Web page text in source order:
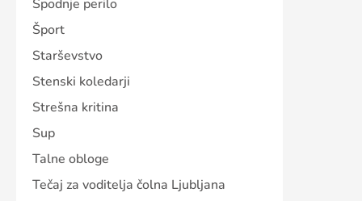
Spodnje perilo
Šport
Starševstvo
Stenski koledarji
Strešna kritina
Sup
Talne obloge
Tečaj za voditelja čolna Ljubljana